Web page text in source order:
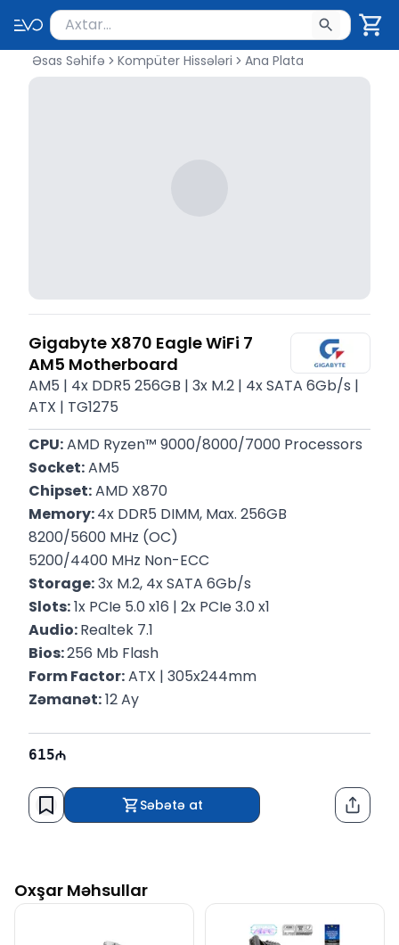
Məhsul axtar
Axtarış üçün ən azı 2 simvol yazın. Göndərmək
Əsas Səhifə Kompüter Hissələri Ana Plata
Gigabyte X870 Eagle WiFi 7
AM5 Motherboard
AM5 | 4x DDR5 256GB | 3x M.2 | 4x SATA 6Gb/s |
ATX | TG1275
CPU: AMD Ryzen™ 9000/8000/7000 Processors
Socket: AM5
Chipset: AMD X870
Memory: 4x DDR5 DIMM, Max. 256GB
8200/5600 MHz (OC)
5200/4400 MHz Non-ECC
Storage: 3x M.2, 4x SATA 6Gb/s
Slots: 1x PCIe 5.0 x16 | 2x PCIe 3.0 x1
Audio: Realtek 7.1
Bios: 256 Mb Flash
Form Factor: ATX | 305x244mm
Zəmanət: 12 Ay
615
Səbətə at
Oxşar Məhsullar